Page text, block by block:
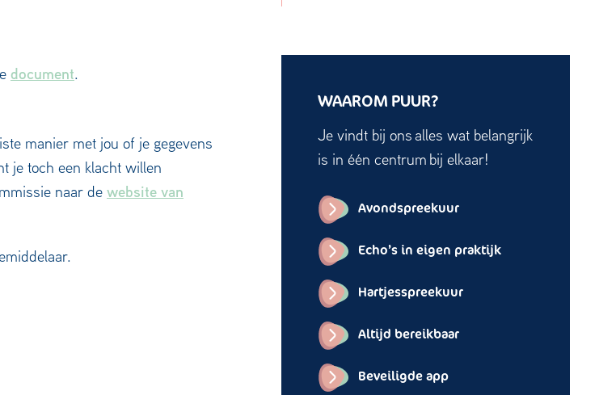
document.
manier met jou of je gegevens
je toch een klacht willen
naar de website van
WAAROM PUUR?
Je vindt bij ons alles wat belangrijk
is in één centrum bij elkaar!
Avondspreekuur
Echo’s in eigen praktijk
Hartjesspreekuur
Altijd bereikbaar
Beveiligde app